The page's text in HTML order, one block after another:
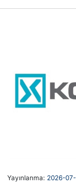
Yayınlanma: 2026-